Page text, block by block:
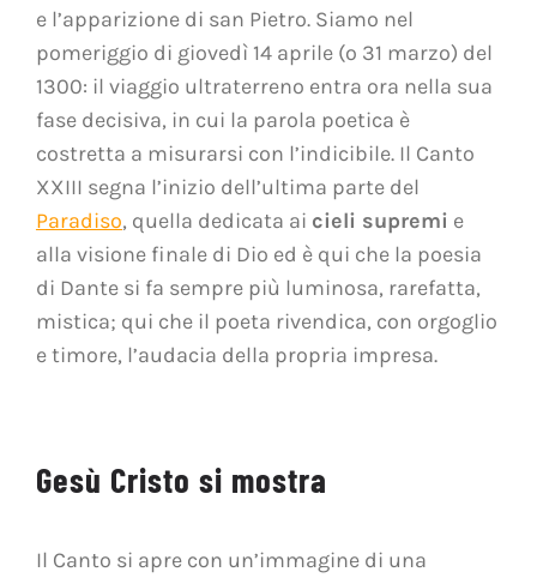
e l’apparizione di san Pietro. Siamo nel
pomeriggio di giovedì 14 aprile (o 31 marzo) del
1300: il viaggio ultraterreno entra ora nella sua
fase decisiva, in cui la parola poetica è
costretta a misurarsi con l’indicibile. Il Canto
XXIII segna l’inizio dell’ultima parte del
Paradiso, quella dedicata ai cieli supremi e
alla visione finale di Dio ed è qui che la poesia
di Dante si fa sempre più luminosa, rarefatta,
mistica; qui che il poeta rivendica, con orgoglio
e timore, l’audacia della propria impresa.
Gesù Cristo si mostra
Il Canto si apre con un’immagine di una